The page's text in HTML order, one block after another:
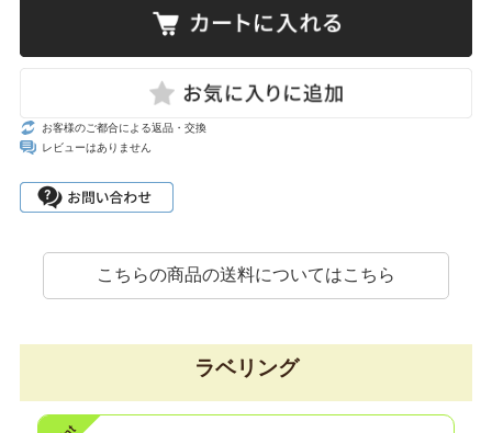
お客様のご都合による返品・交換
レビューはありません
こちらの商品の送料についてはこちら
ラベリング